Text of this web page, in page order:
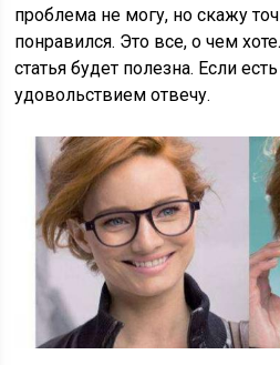
проблема не могу, но скажу
понравился. Это все, о чем
статья будет полезна. Если
удовольствием отвечу.